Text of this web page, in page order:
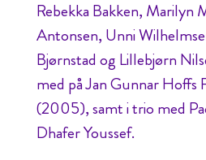
Rebekka Bakken, Marilyn
Antonsen, Unni
Bjørnstad og Lillebjørn
med på Jan Gunnar Hoffs
(2005), samt i trio med
Dhafer Youssef.